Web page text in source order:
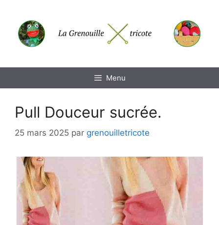
contenu
Menu
Pull Douceur sucrée.
25 mars 2025 par grenouilletricote